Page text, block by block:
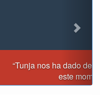
no podemos fallarle en